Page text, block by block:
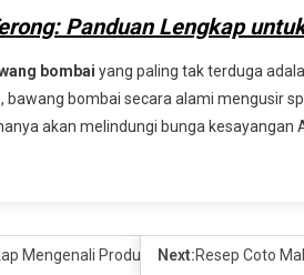
Panduan Lengkap
bombai yang paling tak terduga
, bawang bombai secara alami mengusir
akan melindungi bunga kesayangan
Mengenali Produk yang Aman
Next:Resep Coto